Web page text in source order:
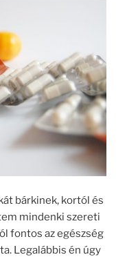
bárkinek, kortól és
mindenki szereti
fontos az egészség
Legalábbis én úgy